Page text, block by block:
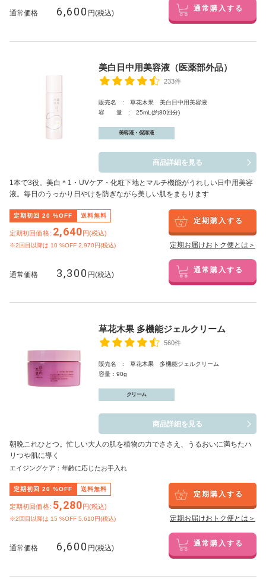
通常価格 6,600 円(税込) 通常購入する
美白日中用美容液（医薬部外品）
233件
販売名 : 草花木果 美白日中用美容液
容 量 : 25mL(約80回分)
美容液・保湿液
商品詳細を見る
1本で3役。美白 ＊1 ・UVケア・化粧下地とマルチ機能がうれしい日中用美容
液。毎日のうっかり日やけを防ぎながら美しい肌をまもります
定期初回 20 %OFF 送料無料
定期初回価格: 2,640円(税込)
※2回目以降は 10 %OFF 2,970円(税込)
定期購入する
定期お届けおトク便とは＞
通常価格 3,300 円(税込) 通常購入する
草花木果 多機能ジェルクリーム
560件
販売名 : 草花木果 多機能ジェルクリーム
容量：90g
クリーム
商品詳細を見る
朝晩これひとつ。忙しい大人の肌を植物の力でささえ、うるおいに満ちたハ
リつや肌に導く
エイジングケア：年齢に応じたお手入れ
定期初回 20 %OFF 送料無料
定期初回価格: 5,280円(税込)
※2回目以降は 15 %OFF 5,610円(税込)
定期購入する
定期お届けおトク便とは＞
通常価格 6,600 円(税込) 通常購入する